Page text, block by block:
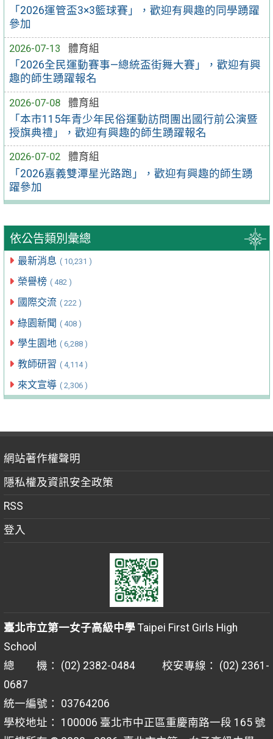
「2026運管盃3×3籃球賽」，歡迎有興趣的同學踴躍
參加
2026-07-13
體育組
「2026全民運動賽事—總統盃街舞大賽」，歡迎有興
趣的師生踴躍報名
2026-07-08
體育組
「本市115年青少年民俗運動訪問團出國行前公演暨
授旗典禮」，歡迎有興趣的師生踴躍報名
2026-07-02
體育組
「2026嘉義雙潭星光路跑」，歡迎有興趣的師生踴
躍參加
依公告類別彙總
最新消息 ( 10,231 )
榮譽榜 ( 482 )
國際交流 ( 222 )
綠園新聞 ( 408 )
學生園地 ( 6,288 )
教師研習 ( 4,114 )
來文宣導 ( 2,306 )
網站著作權聲明
隱私權及資訊安全政策
RSS
登入
臺北市立第一女子高級中學Taipei First Girls High
School
總 機： (02) 2382-0484 校安專線： (02) 2361-
0687
統一編號： 03764206
學校地址： 100006 臺北市中正區重慶南路一段 165 號